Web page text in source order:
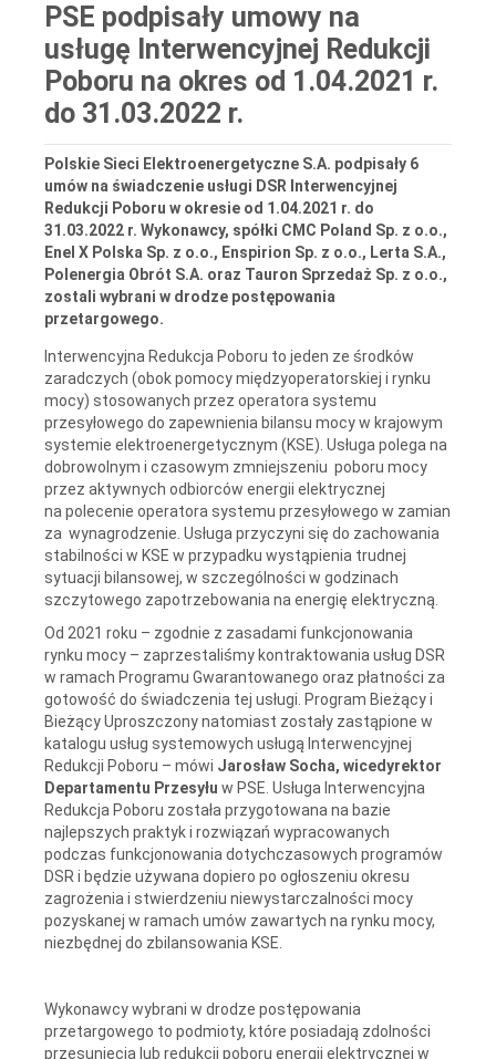
PSE podpisały umowy na
usługę Interwencyjnej Redukcji
Poboru na okres od 1.04.2021 r.
do 31.03.2022 r.
Polskie Sieci Elektroenergetyczne S.A. podpisały 6
umów na świadczenie usługi DSR Interwencyjnej
Redukcji Poboru w okresie od 1.04.2021 r. do
31.03.2022 r. Wykonawcy, spółki CMC Poland Sp. z o.o.,
Enel X Polska Sp. z o.o., Enspirion Sp. z o.o., Lerta S.A.,
Polenergia Obrót S.A. oraz Tauron Sprzedaż Sp. z o.o.,
zostali wybrani w drodze postępowania
przetargowego.
Interwencyjna Redukcja Poboru to jeden ze środków
zaradczych (obok pomocy międzyoperatorskiej i rynku
mocy) stosowanych przez operatora systemu
przesyłowego do zapewnienia bilansu mocy w krajowym
systemie elektroenergetycznym (KSE). Usługa polega na
dobrowolnym i czasowym zmniejszeniu poboru mocy
przez aktywnych odbiorców energii elektrycznej
na polecenie operatora systemu przesyłowego w zamian
za wynagrodzenie. Usługa przyczyni się do zachowania
stabilności w KSE w przypadku wystąpienia trudnej
sytuacji bilansowej, w szczególności w godzinach
szczytowego zapotrzebowania na energię elektryczną.
Od 2021 roku – zgodnie z zasadami funkcjonowania
rynku mocy – zaprzestaliśmy kontraktowania usług DSR
w ramach Programu Gwarantowanego oraz płatności za
gotowość do świadczenia tej usługi. Program Bieżący i
Bieżący Uproszczony natomiast zostały zastąpione w
katalogu usług systemowych usługą Interwencyjnej
Redukcji Poboru – mówi Jarosław Socha, wicedyrektor
Departamentu Przesyłu w PSE. Usługa Interwencyjna
Redukcja Poboru została przygotowana na bazie
najlepszych praktyk i rozwiązań wypracowanych
podczas funkcjonowania dotychczasowych programów
DSR i będzie używana dopiero po ogłoszeniu okresu
zagrożenia i stwierdzeniu niewystarczalności mocy
pozyskanej w ramach umów zawartych na rynku mocy,
niezbędnej do zbilansowania KSE.
Wykonawcy wybrani w drodze postępowania
przetargowego to podmioty, które posiadają zdolności
przesunięcia lub redukcji poboru energii elektrycznej w